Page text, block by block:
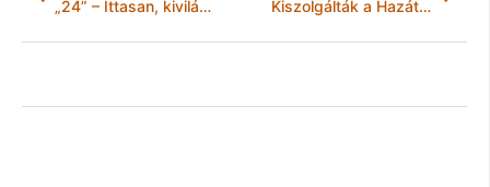
„24” – Ittasan, kivilágítatlanul: Rendőrségi hírek Borsod-Abaúj-Zemplén megyéből Kiszolgálták a Hazát, a Haza mégis kiszolgáltatta őket